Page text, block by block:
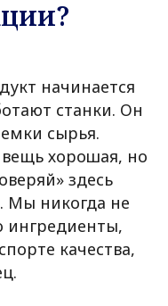
начинается
станки. Он
сырья.
хорошая, но
здесь
Мы никогда не
ингредиенты,
качества,